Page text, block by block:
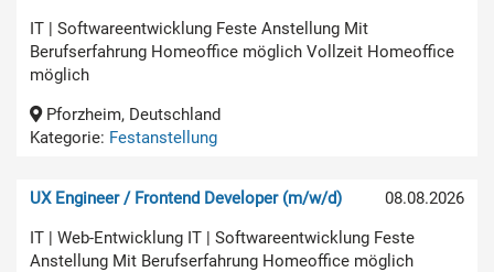
IT | Softwareentwicklung Feste Anstellung Mit
Berufserfahrung Homeoffice möglich Vollzeit Homeoffice
möglich
Pforzheim, Deutschland
Kategorie: Festanstellung
08.08.2026
UX Engineer / Frontend Developer (m/w/d)
IT | Web-Entwicklung IT | Softwareentwicklung Feste
Anstellung Mit Berufserfahrung Homeoffice möglich